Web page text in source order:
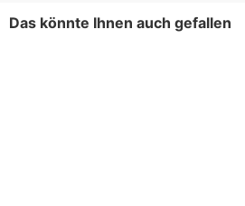
Das könnte Ihnen auch gefallen